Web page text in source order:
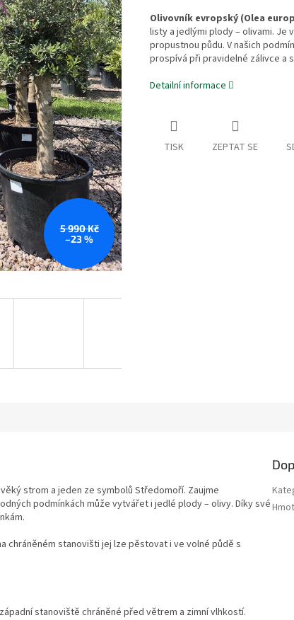
5 990 Kč
–23 %
Olivovník evropský (Olea
listy a jedlými plody – olivami. Je
propustnou půdu. V našich
prospívá při pravidelné zálivce a
Detailní informace
TISK ZEPTAT SE
strom a jeden ze symbolů Středomoří. Zaujme
podmínkách může vytvářet i jedlé plody – olivy. Díky své
chráněném stanovišti jej lze pěstovat i ve volné půdě s
stanoviště chráněné před větrem a zimní vlhkostí.